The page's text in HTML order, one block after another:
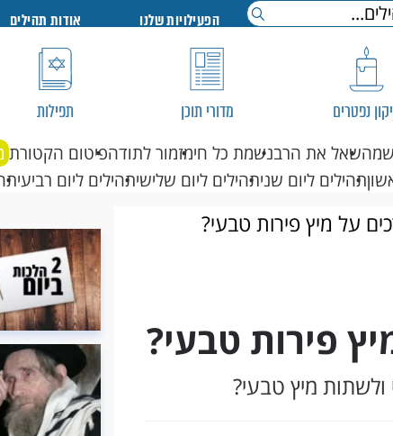
הפעילויות שלנו אודות תהילים
נפטרים מדורי תוכן תפילות
שאל את הרבנשמת כל חימזמור לתודהפיטום הקטורת
תהילים ליום שניתהילים ליום שלישיתהילים ליום רביעי
על מיץ פירות טבעי?
פירות טבעי?
ולשתות מיץ טבעי?